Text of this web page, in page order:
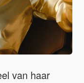
van haar